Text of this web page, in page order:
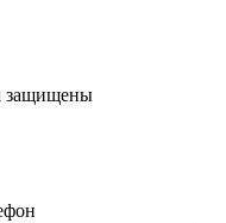
защищены